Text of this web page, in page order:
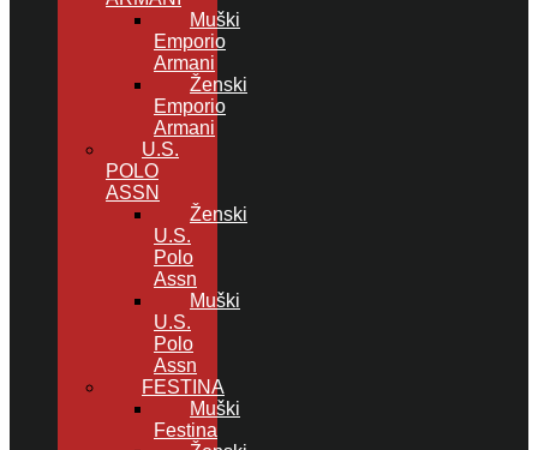
Muški
Emporio
Armani
Ženski
Emporio
Armani
U.S.
POLO
ASSN
Ženski
U.S.
Polo
Assn
Muški
U.S.
Polo
Assn
FESTINA
Muški
Festina